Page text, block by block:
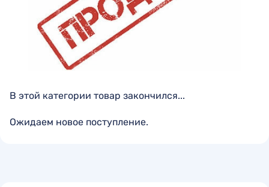
В этой категории товар закончился...
Ожидаем новое поступление.